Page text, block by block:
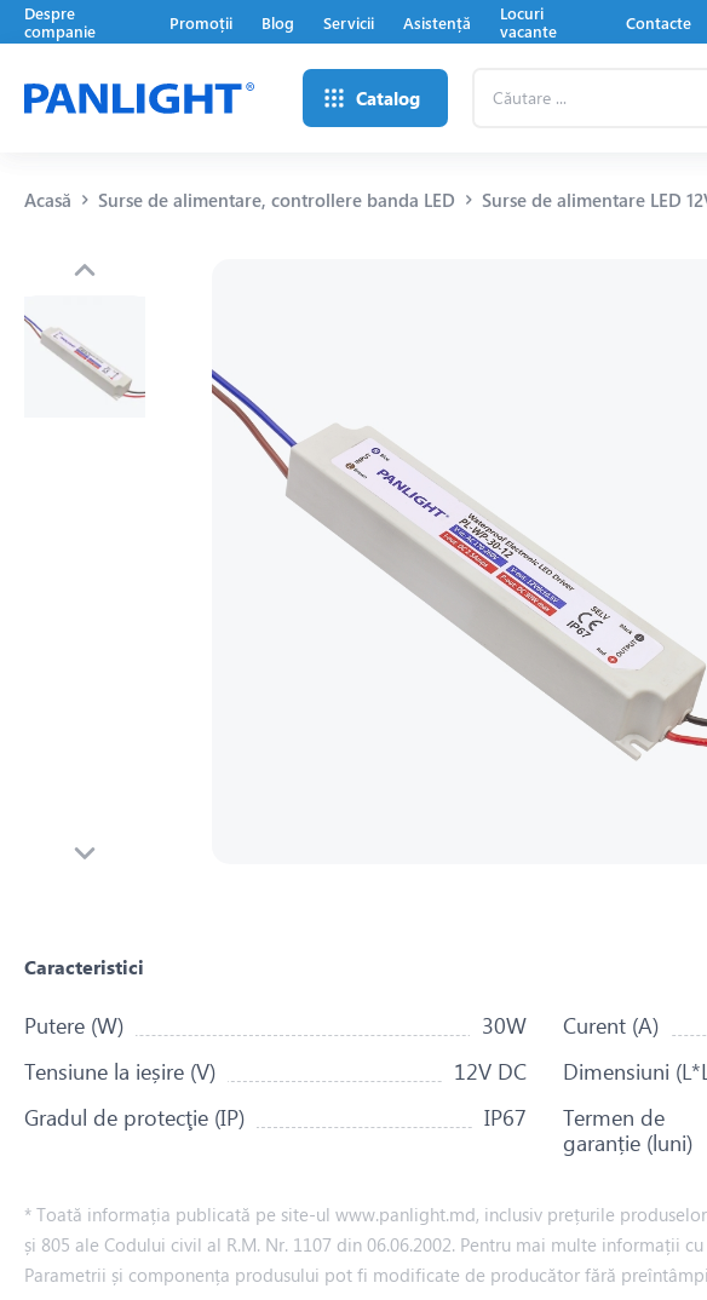
Despre
companie
Promoții Blog Servicii Asistență
Locuri
vacante
Contacte
Catalog
Acasă Surse de alimentare, controllere banda LED Surse de alimentare LED
Caracteristici
Putere (W) 30W Curent (A)
Tensiune la ieșire (V)
12V DC Dimensiuni
Gradul de protecţie (IP)
IP67
Termen de
garanție (luni)
* Toată informația publicată pe site-ul www.panlight.md, inclusiv prețurile
și 805 ale Codului civil al R.M. Nr. 1107 din 06.06.2002. Pentru mai multe informații
Parametrii și componența produsului pot fi modificate de producător fără